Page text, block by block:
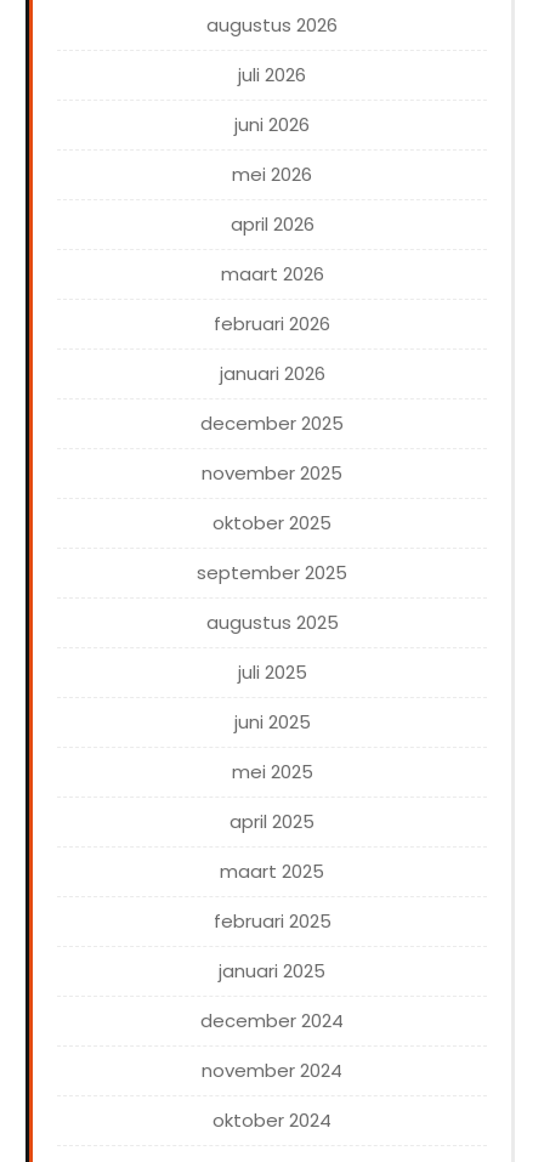
augustus 2026
juli 2026
juni 2026
mei 2026
april 2026
maart 2026
februari 2026
januari 2026
december 2025
november 2025
oktober 2025
september 2025
augustus 2025
juli 2025
juni 2025
mei 2025
april 2025
maart 2025
februari 2025
januari 2025
december 2024
november 2024
oktober 2024